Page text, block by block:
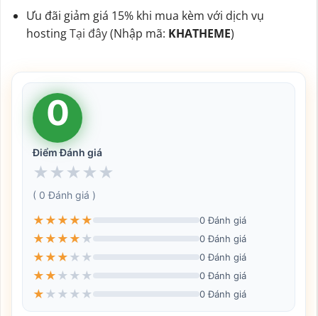
Ưu đãi giảm giá 15% khi mua kèm với dịch vụ
hostingTại đây(Nhập mã: KHATHEME)
0
Điểm Đánh giá
★ ★ ★ ★ ★
( 0 Đánh giá )
★ ★ ★ ★ ★ 0 Đánh giá
★ ★ ★ ★ ★ 0 Đánh giá
★ ★ ★ ★ ★ 0 Đánh giá
★ ★ ★ ★ ★ 0 Đánh giá
★ ★ ★ ★ ★ 0 Đánh giá